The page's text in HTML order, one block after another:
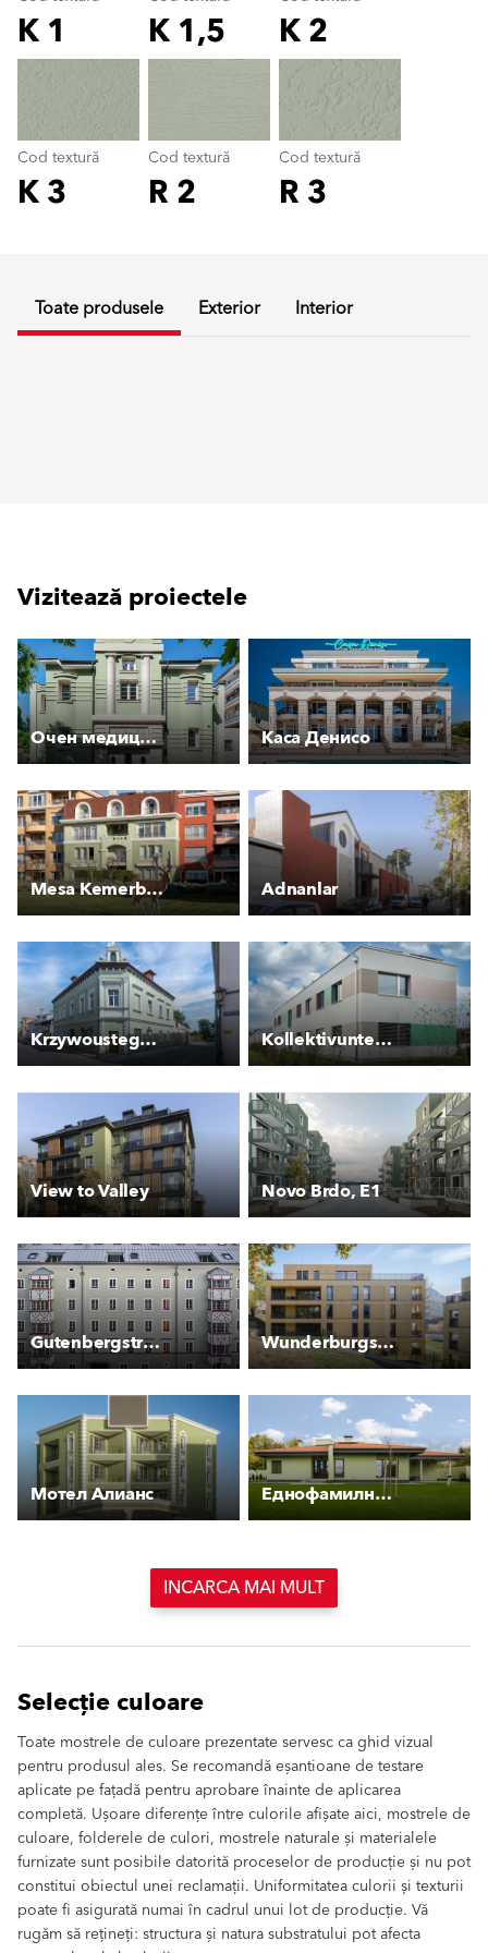
K 1 K 1,5 K 2
Cod textură
K 3
Cod textură
R 2
Cod textură
R 3
Cod textură
color_name
Toate produsele Exterior Interior
Vizitează proiectele
Очен медицински център Каса Денисо
Mesa Kemerburgaz Houses Adnanlar
Krzywoustego 3 - Kamienica Kollektivunterkunft für Asylsuchende Rankstrasse
View to Valley Novo Brdo, E1
Gutenbergstraße 2 Wunderburgstraße
Мотел Алианс Еднофамилна къща, Красновски минерални бани
INCARCA MAI MULT
Selecție culoare
Toate mostrele de culoare prezentate servesc ca ghid vizual
pentru produsul ales. Se recomandă eșantioane de testare
aplicate pe fațadă pentru aprobare înainte de aplicarea
completă. Ușoare diferențe între culorile afișate aici, mostrele de
culoare, folderele de culori, mostrele naturale și materialele
furnizate sunt posibile datorită proceselor de producție și nu pot
constitui obiectul unei reclamații. Uniformitatea culorii și texturii
poate fi asigurată numai în cadrul unui lot de producție. Vă
rugăm să rețineți: structura și natura substratului pot afecta